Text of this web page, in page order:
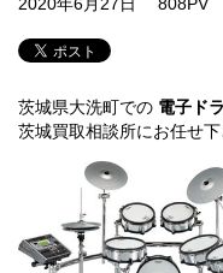
茨城県大洗町での 電子ド
茨城買取相談所にお任せ